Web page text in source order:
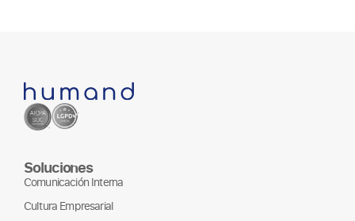
Soluciones
Comunicación Interna
Cultura Empresarial